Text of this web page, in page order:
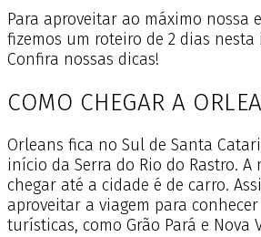
Para aproveitar ao máximo nossa
fizemos um roteiro de 2 dias nesta
Confira nossas dicas!
COMO CHEGAR A
Orleans fica no Sul de Santa
início da Serra do Rio do Rastro.
chegar até a cidade é de carro.
aproveitar a viagem para
turísticas, como Grão Pará e Nova